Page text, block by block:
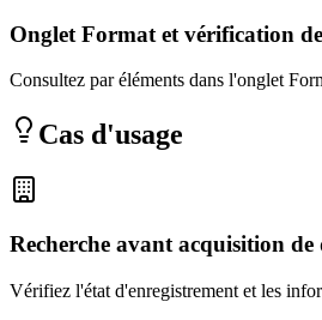
Onglet Format et vérification
Consultez par éléments dans l'onglet
Cas d'usage
Recherche avant acquisition de
Vérifiez l'état d'enregistrement et les